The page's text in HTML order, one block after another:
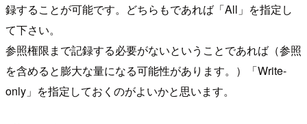
録することが可能です。どちらもであれば「All」を指定し
て下さい。
参照権限まで記録する必要がないということであれば（参照
を含めると膨大な量になる可能性があります。）「Write-
only」を指定しておくのがよいかと思います。